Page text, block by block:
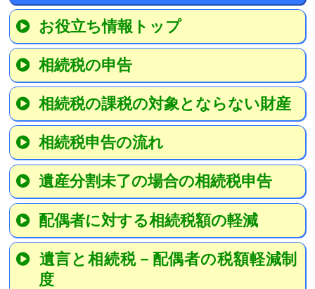
お役立ち情報トップ
相続税の申告
相続税の課税の対象とならない財産
相続税申告の流れ
遺産分割未了の場合の相続税申告
配偶者に対する相続税額の軽減
遺言と相続税－配偶者の税額軽減制
度